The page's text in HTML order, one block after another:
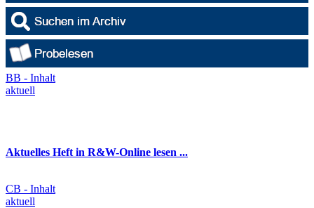
BB - Inhalt
aktuell
Aktuelles Heft in R&W-Online lesen ...
CB - Inhalt
aktuell